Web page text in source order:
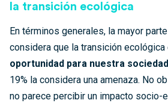
la transición ecológica
En términos generales, la mayor
considera que la transición ecológica
oportunidad para nuestra
19% la considera una amenaza. No
no parece percibir un impacto socio-